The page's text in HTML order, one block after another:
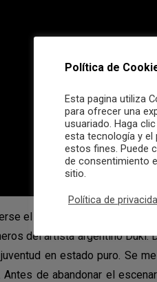
el panorama. Tuve la
del artista argentino
en estado puro. Se
de abandonar el
Política de
Esta pagina utiliza
para ofrecer una
usuariado. Haga
esta tecnología y
estos fines. Puede
de consentimiento
sitio.
Política de